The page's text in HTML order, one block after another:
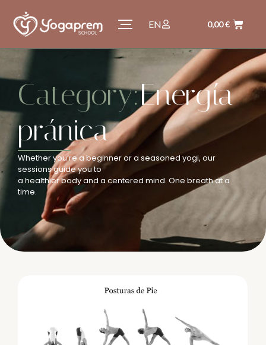
EN 0,00€
Category:Energía
pránica
Whether you’re a beginner or a seasoned yogi, our
sessions guide you to
a healthier body and a centered mind. One breath at a
time.